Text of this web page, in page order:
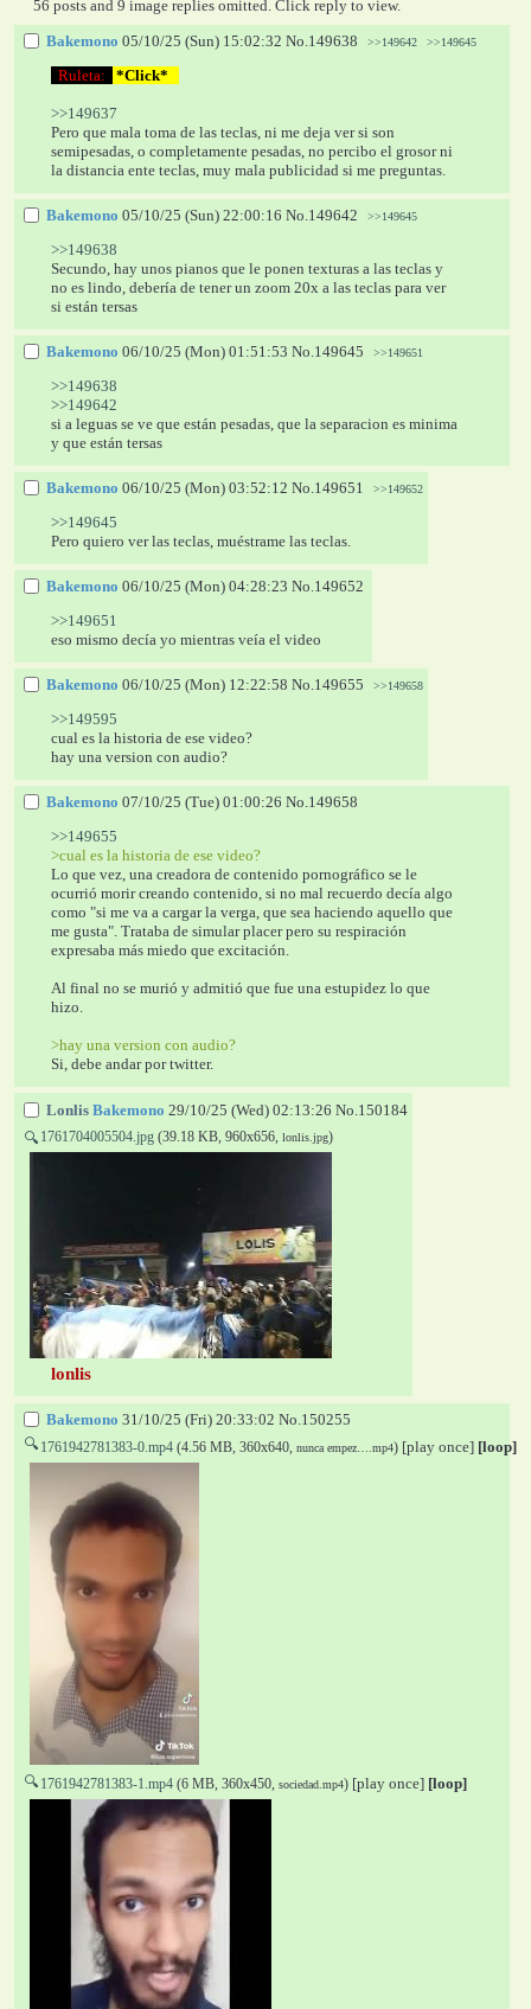
56 posts and 9 image replies omitted. Click reply to view.
Bakemono 05/10/25 (Sun) 15:02:32 No.149638 >>149642 >>149645
Ruleta: *Click*
>>149637
Pero que mala toma de las teclas, ni me deja ver si son
semipesadas, o completamente pesadas, no percibo el grosor ni
la distancia ente teclas, muy mala publicidad si me preguntas.
Bakemono 05/10/25 (Sun) 22:00:16 No.149642 >>149645
>>149638
Secundo, hay unos pianos que le ponen texturas a las teclas y
no es lindo, debería de tener un zoom 20x a las teclas para ver
si están tersas
Bakemono 06/10/25 (Mon) 01:51:53 No.149645 >>149651
>>149638
>>149642
si a leguas se ve que están pesadas, que la separacion es minima
y que están tersas
Bakemono 06/10/25 (Mon) 03:52:12 No.149651 >>149652
>>149645
Pero quiero ver las teclas, muéstrame las teclas.
Bakemono 06/10/25 (Mon) 04:28:23 No.149652
>>149651
eso mismo decía yo mientras veía el video
Bakemono 06/10/25 (Mon) 12:22:58 No.149655 >>149658
>>149595
cual es la historia de ese video?
hay una version con audio?
Bakemono 07/10/25 (Tue) 01:00:26 No.149658
>>149655
>cual es la historia de ese video?
Lo que vez, una creadora de contenido pornográfico se le
ocurrió morir creando contenido, si no mal recuerdo decía algo
como "si me va a cargar la verga, que sea haciendo aquello que
me gusta". Trataba de simular placer pero su respiración
expresaba más miedo que excitación.
Al final no se murió y admitió que fue una estupidez lo que
hizo.
>hay una version con audio?
Si, debe andar por twitter.
Lonlis Bakemono 29/10/25 (Wed) 02:13:26 No. 150184
🔍 1761704005504.jpg (39.18 KB, 960x656, lonlis.jpg)
lonlis
Bakemono 31/10/25 (Fri) 20:33:02 No.150255
🔍 1761942781383-0.mp4 (4.56 MB, 360x640, nunca empez….mp4) [play once] [loop]
🔍 1761942781383-1.mp4 (6 MB, 360x450, sociedad.mp4) [play once] [loop]